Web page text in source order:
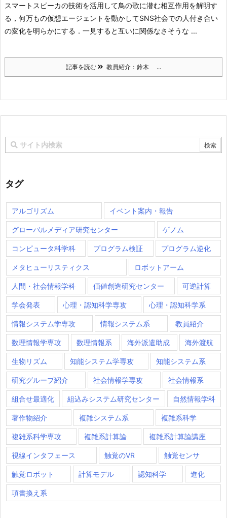
スマートスピーカの技術を活用して鳥の歌に潜む相互作用を解明す
る，何万もの仮想エージェントを動かしてSNS社会での人付き合い
の変化を明らかにする．一見すると互いに関係なさそうな ...
記事を読む 教員紹介：鈴木 ...
タグ
アルゴリズム イベント案内・報告
グローバルメディア研究センター ゲノム
コンピュータ科学科 プログラム検証 プログラム逆化
メタヒューリスティクス ロボットアーム
人間・社会情報学科 価値創造研究センター 可逆計算
学会発表 心理・認知科学専攻 心理・認知科学系
情報システム学専攻 情報システム系 教員紹介
数理情報学専攻 数理情報系 海外派遣助成 海外渡航
生物リズム 知能システム学専攻 知能システム系
研究グループ紹介 社会情報学専攻 社会情報系
組合せ最適化 組込みシステム研究センター 自然情報学科
著作物紹介 複雑システム系 複雑系科学
複雑系科学専攻 複雑系計算論 複雑系計算論講座
視線インタフェース 触覚のVR 触覚センサ
触覚ロボット 計算モデル 認知科学 進化
項書換え系